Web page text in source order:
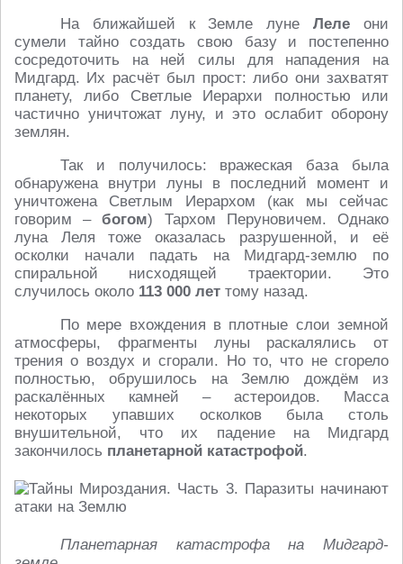
На ближайшей к Земле лунеЛеле они
сумели тайно создать свою базу и постепенно
сосредоточить на ней силы для нападения на
Мидгард. Их расчёт был прост: либо они захватят
планету, либо Светлые Иерархи полностью или
частично уничтожат луну, и это ослабит оборону
землян.
Так и получилось: вражеская база была
обнаружена внутри луны в последний момент и
уничтожена Светлым Иерархом (как мы сейчас
говорим –богом) Тархом Перуновичем. Однако
луна Леля тоже оказалась разрушенной, и её
осколки начали падать на Мидгард-землю по
спиральной нисходящей траектории. Это
случилось около 113 000 лет тому назад.
По мере вхождения в плотные слои земной
атмосферы, фрагменты луны раскалялись от
трения о воздух и сгорали. Но то, что не сгорело
полностью, обрушилось на Землю дождём из
раскалённых камней – астероидов. Масса
некоторых упавших осколков была столь
внушительной, что их падение на Мидгард
закончилось планетарной катастрофой.
Планетарная катастрофа на Мидгард-